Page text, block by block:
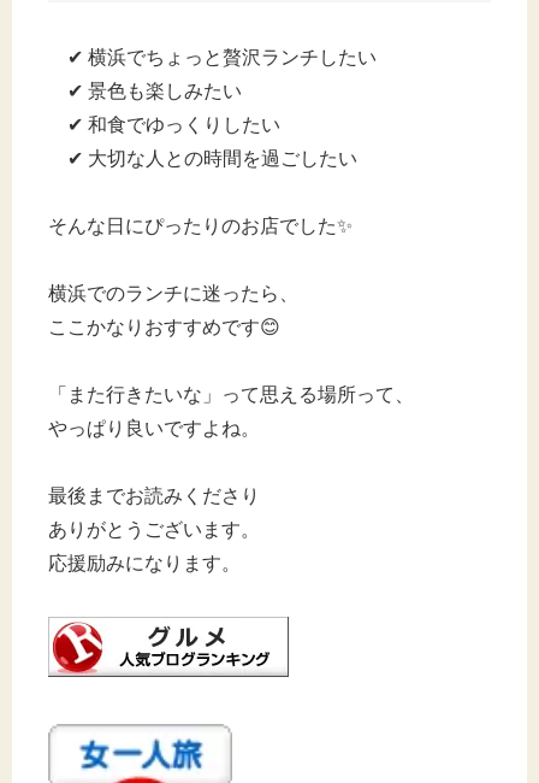
✔ 横浜でちょっと贅沢ランチしたい
✔ 景色も楽しみたい
✔ 和食でゆっくりしたい
✔ 大切な人との時間を過ごしたい
そんな日にぴったりのお店でした✨
横浜でのランチに迷ったら、
ここかなりおすすめです😊
「また行きたいな」って思える場所って、
やっぱり良いですよね。
最後までお読みくださり
ありがとうございます。
応援励みになります。